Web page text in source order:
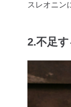
スレオニン
2.不足